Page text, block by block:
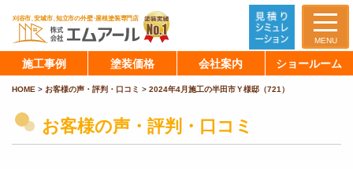
MENU
施工事例 塗装価格 会社案内 ショールーム
HOME > お客様の声・評判・口コミ > 2024年4月施工の半田市Ｙ様邸（721）
お客様の声・評判・口コミ